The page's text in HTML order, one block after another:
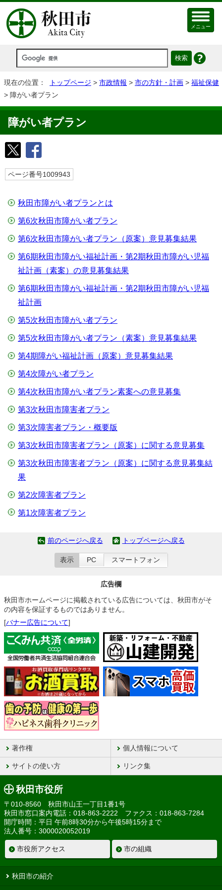
メニュー
現在の位置： トップページ > 市政情報 > 市の方針・計画 > 福祉保健
> 障がい者プラン
障がい者プラン
ページ番号1009943
秋田市障がい者プランとは
第6次秋田市障がい者プラン
第6次秋田市障がい者プラン（原案）意見募集結果
第6期秋田市障がい福祉計画・第2期秋田市障がい児福
祉計画（素案）の意見募集結果
第6期秋田市障がい福祉計画・第2期秋田市障がい児福
祉計画
第5次秋田市障がい者プラン
第5次秋田市障がい者プラン（素案）意見募集結果
第4期障がい福祉計画（原案）意見募集結果
第4次障がい者プラン
第4次秋田市障がい者プラン素案への意見募集
第3次秋田市障害者プラン
第3次障害者プラン・概要版
第3次秋田市障害者プラン（原案）に関する意見募集
第3次秋田市障害者プラン（原案）に関する意見募集結
果
第2次障害者プラン
第1次障害者プラン
前のページへ戻る トップページへ戻る
表示 PC スマートフォン
広告欄
秋田市ホームページに掲載されている広告については、秋田市がそ
の内容を保証するものではありません。
[バナー広告について]
著作権 個人情報について
サイトの使い方 リンク集
秋田市役所
〒010-8560 秋田市山王一丁目1番1号
秋田市窓口案内電話：018-863-2222 ファクス：018-863-7284
開庁時間：平日 午前8時30分から午後5時15分まで
法人番号：3000020052019
市役所アクセス 市の組織
秋田市の紹介